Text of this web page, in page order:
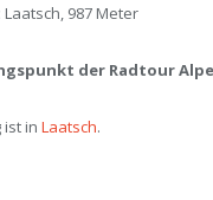
Laatsch, 987 Meter
der Radtour
ist in Laatsch.